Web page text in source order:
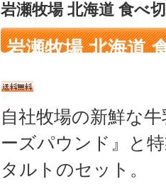
岩瀬牧場 北海道 食べ
岩瀬牧場 北海道
自社牧場の新鮮な
ーズパウンド』と
タルトのセット。